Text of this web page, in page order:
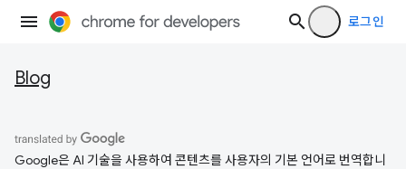
로그인
Blog
Google은 AI 기술을 사용하여 콘텐츠를 사용자의 기본 언어로 번역합니